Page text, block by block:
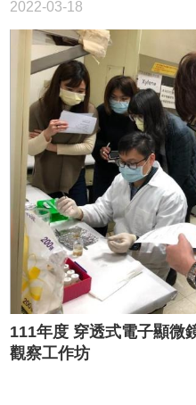
2022-03-18
111年度 穿透式電子顯微
觀察工作坊